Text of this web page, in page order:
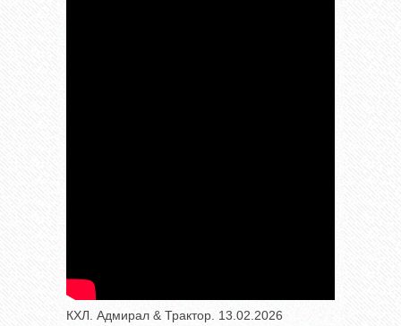
КХЛ. Адмирал & Трактор. 13.02.2026